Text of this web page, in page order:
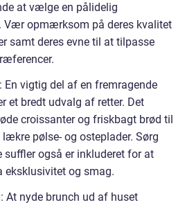
at vælge en pålidelig
Vær opmærksom på deres kvalitet
samt deres evne til at tilpasse
En vigtig del af en fremragende
et bredt udvalg af retter. Det
croissanter og friskbagt brød til
pølse- og osteplader. Sørg
suffler også er inkluderet for at
eksklusivitet og smag.
nyde brunch ud af huset